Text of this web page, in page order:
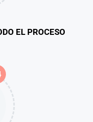
EL PROCESO